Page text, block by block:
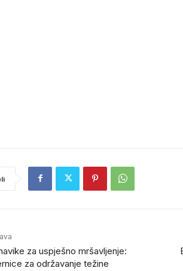
za uspješno mršavljenje:
za održavanje težine